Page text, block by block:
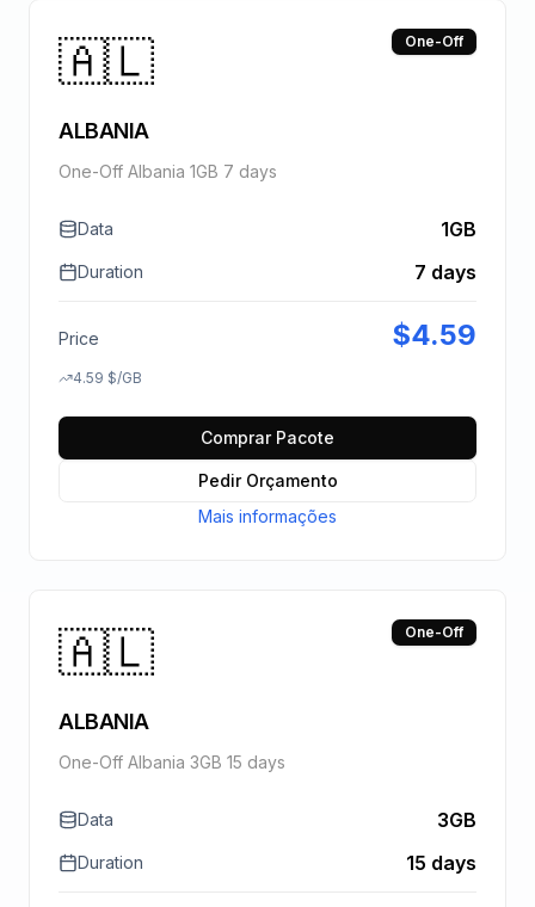
🇦🇱 One-Off
ALBANIA
One-Off Albania 1GB 7 days
Data 1GB
Duration 7 days
Price $4.59
4.59 $/GB
Comprar Pacote
Pedir Orçamento
Mais informações
🇦🇱 One-Off
ALBANIA
One-Off Albania 3GB 15 days
Data 3GB
Duration 15 days